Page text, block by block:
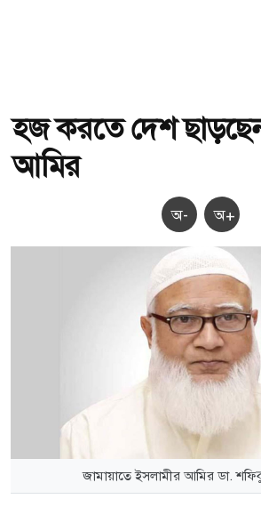
হজ করতে দেশ
আমির
অ- অ+
জামায়াতে ইসলামীর আমির ডা.